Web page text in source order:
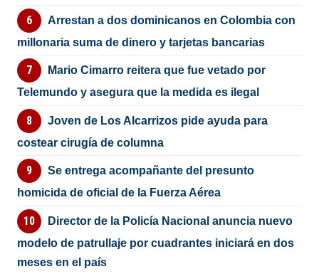
Arrestan a dos dominicanos en Colombia con
millonaria suma de dinero y tarjetas bancarias
Mario Cimarro reitera que fue vetado por
Telemundo y asegura que la medida es ilegal
Joven de Los Alcarrizos pide ayuda para
costear cirugía de columna
Se entrega acompañante del presunto
homicida de oficial de la Fuerza Aérea
Director de la Policía Nacional anuncia nuevo
modelo de patrullaje por cuadrantes iniciará en dos
meses en el país